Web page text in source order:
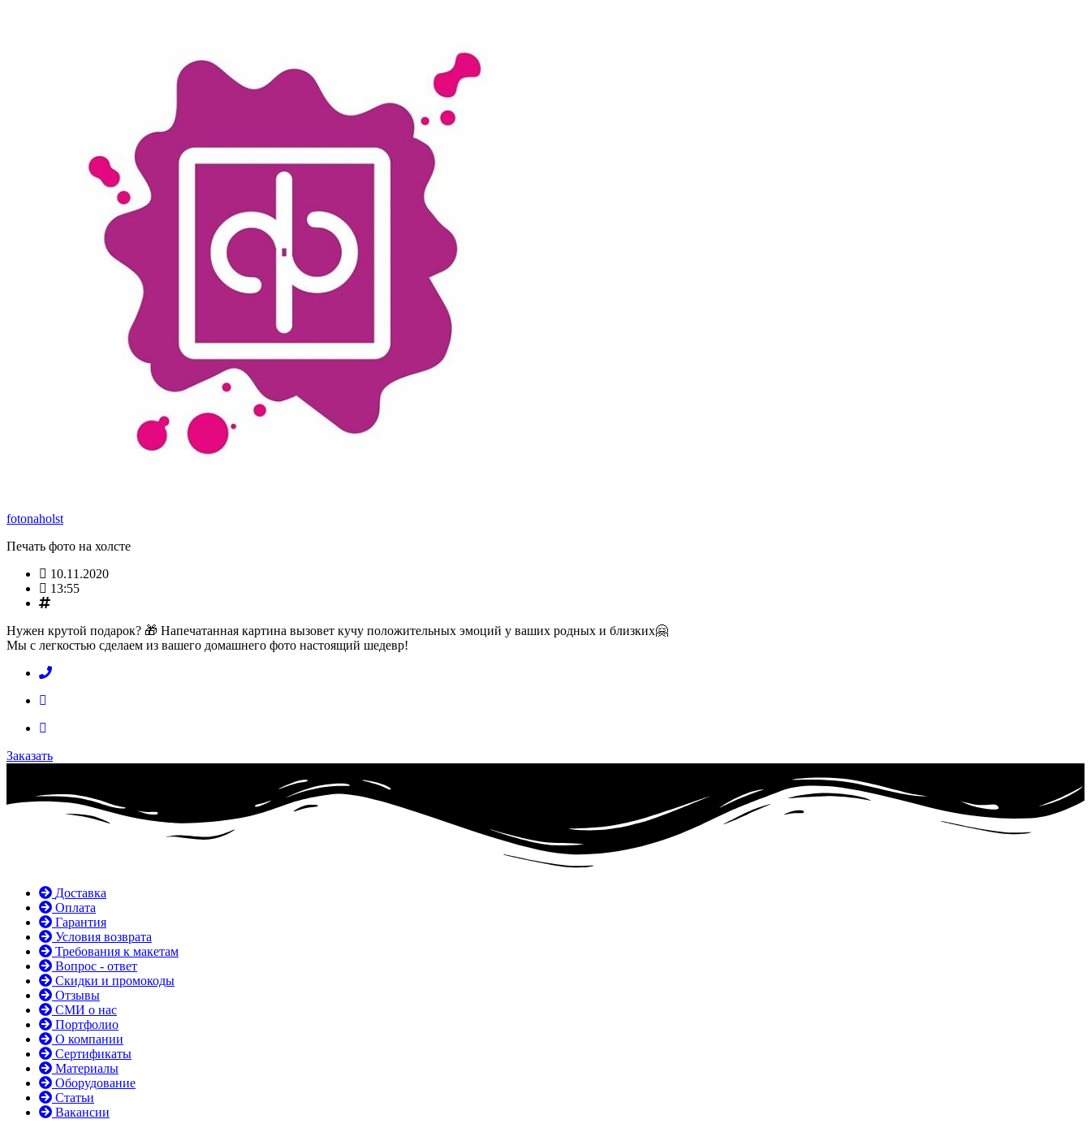
fotonaholst
Печать фото на холсте
10.11.2020
13:55
Hужен крутой подарок? 🎁 Напечатанная картина вызовет кучу положительных эмоций у ваших родных и близких🤗
Мы с легкостью сделаем из вашего домашнего фото настоящий шедевр!
Заказать
Доставка
Оплата
Гарантия
Условия возврата
Требования к макетам
Вопрос - ответ
Скидки и промокоды
Отзывы
СМИ о нас
Портфолио
О компании
Сертификаты
Материалы
Оборудование
Статьи
Вакансии